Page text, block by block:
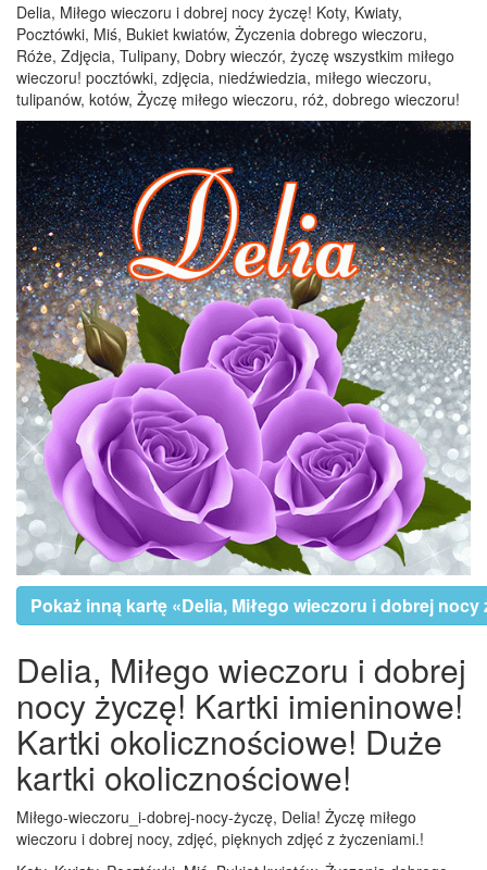
Delia, Miłego wieczoru i dobrej nocy życzę! Koty, Kwiaty,
Pocztówki, Miś, Bukiet kwiatów, Życzenia dobrego wieczoru,
Róże, Zdjęcia, Tulipany, Dobry wieczór, życzę wszystkim miłego
wieczoru! pocztówki, zdjęcia, niedźwiedzia, miłego wieczoru,
tulipanów, kotów, Życzę miłego wieczoru, róż, dobrego wieczoru!
Pokaż inną kartę «Delia, Miłego wieczoru i dobrej nocy
Delia, Miłego wieczoru i dobrej
nocy życzę! Kartki imieninowe!
Kartki okolicznościowe! Duże
kartki okolicznościowe!
Miłego-wieczoru_i-dobrej-nocy-życzę, Delia! Życzę miłego
wieczoru i dobrej nocy, zdjęć, pięknych zdjęć z życzeniami.!